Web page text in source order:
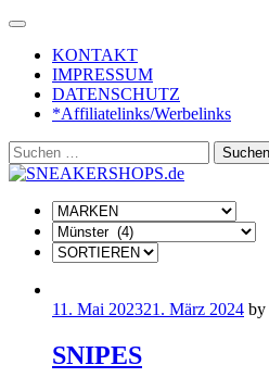
Skip
contentKONTAKT
IMPRESSUM
DATENSCHUTZ
*Affiliatelinks/Werbelinks
Suchen
nach:
11. Mai 202321. März 2024 by
SNIPES